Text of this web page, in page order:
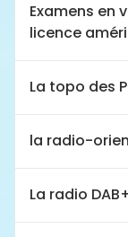
Examens en
licence
La topo des
la radio-
La radio